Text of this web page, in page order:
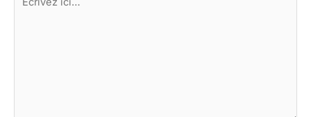
ici…